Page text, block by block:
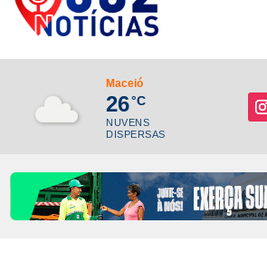
Maceió
26°C
NUVENS
DISPERSAS